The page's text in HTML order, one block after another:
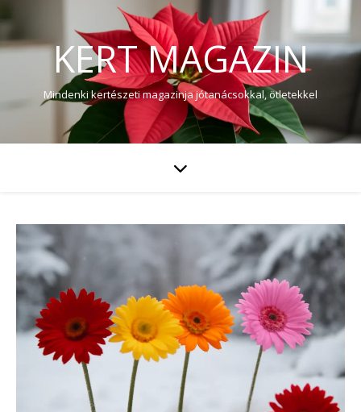
KERT MAGAZIN
Mindenki kertészeti magazinja jótanácsokkal, ötletekkel